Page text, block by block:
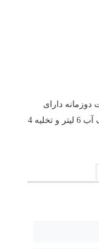
دوزمانه دارای
درب آرام بند آکس 22.4 سانتیمتر و مصرف آب 6 لیتر و تخلیه 4